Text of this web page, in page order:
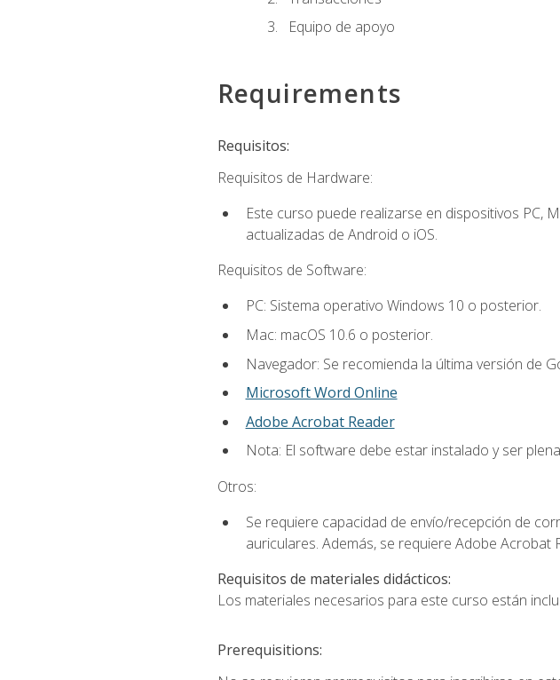
Equipo de apoyo
Requirements
Requisitos:
Requisitos de Hardware:
Este curso puede realizarse en dispositivos PC,
actualizadas de Android o iOS.
Requisitos de Software:
PC: Sistema operativo Windows 10 o posterior.
Mac: macOS 10.6 o posterior.
Navegador: Se recomienda la última versión de
Microsoft Word Online
Adobe Acrobat Reader
Nota: El software debe estar instalado y ser
Otros:
Se requiere capacidad de envío/recepción de
auriculares. Además, se requiere Adobe
Requisitos de materiales didácticos:
Los materiales necesarios para este curso están
Prerequisitions: